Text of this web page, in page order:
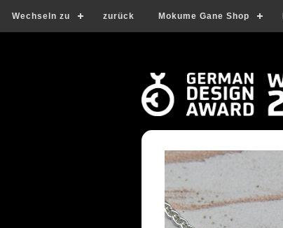
Wechseln zu zurück Mokume Gane Shop